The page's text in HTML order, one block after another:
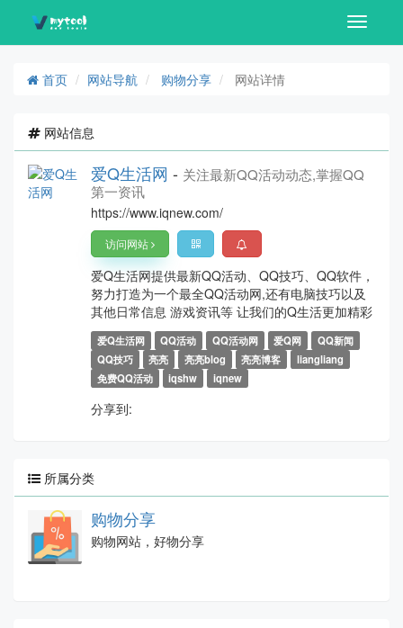
Toggle
首页 网站导航 购物分享 网站详情
网站信息
爱Q生活网 - 关注最新QQ活动动态,掌握QQ
第一资讯
https://www.iqnew.com/
访问网站
爱Q生活网提供最新QQ活动、QQ技巧、QQ软件，
努力打造为一个最全QQ活动网,还有电脑技巧以及
其他日常信息 游戏资讯等 让我们的Q生活更加精彩
爱Q生活网 QQ活动 QQ活动网 爱Q网
QQ新闻
QQ技巧
亮亮 亮亮blog 亮亮博客
liangliang
免费QQ活动
iqshw iqnew
分享到:
所属分类
购物分享
购物网站，好物分享